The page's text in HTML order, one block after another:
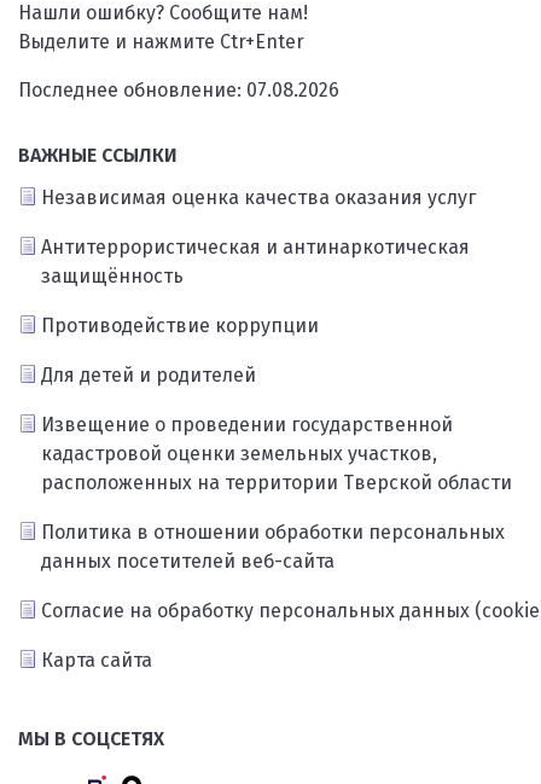
Нашли ошибку? Сообщите нам!
Выделите и нажмите Ctr+Enter
Последнее обновление: 07.08.2026
ВАЖНЫЕ ССЫЛКИ
Независимая оценка качества оказания услуг
Антитеррористическая и антинаркотическая
защищённость
Противодействие коррупции
Для детей и родителей
Извещение о проведении государственной
кадастровой оценки земельных участков,
расположенных на территории Тверской области
Политика в отношении обработки персональных
данных посетителей веб-сайта
Согласие на обработку персональных данных
Карта сайта
МЫ В СОЦСЕТЯХ